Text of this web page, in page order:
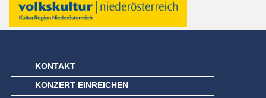
KONTAKT
KONZERT EINREICHEN